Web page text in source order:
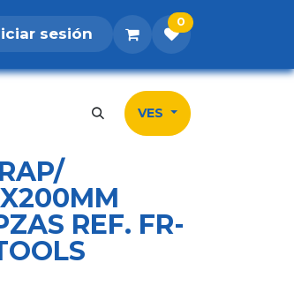
Inicio Tienda
sesión
0
VES
REF. FR-